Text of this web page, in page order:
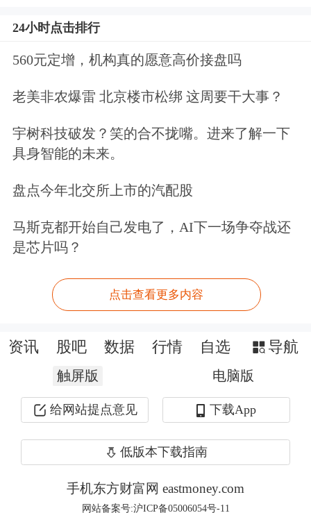
制，在对基金经理的考核方面，提出构
建以 5 年以上长周期业绩为核心的评价
评奖体系，三年以上产品业绩低于基准
超过 10pct 的基金经理绩效薪酬应明显
下降、显著超过的可以合理适度提高。
业绩，且为了不跑输基准，会更有动力
公募欠配银行，国股行尤为突出
25Q1主动权益基金深度欠配银行板
块，国股行尤其突出。目前市场上公募
主动权益基金通常选取沪深300、中证
800作为业绩比较基准，以二者为基准
的基金占比约48%、17%。从行业配置
上看，25Q1主动偏股型公募基金重仓
24小时点击排行
560元定增，机构真的愿意高价接盘吗
老美非农爆雷 北京楼市松绑 这周要干大事？
宇树科技破发？笑的合不拢嘴。进来了解一下
具身智能的未来。
盘点今年北交所上市的汽配股
马斯克都开始自己发电了，AI下一场争夺战还
是芯片吗？
点击查看更多内容
资讯 股吧 数据 行情 自选 导航
触屏版 电脑版
给网站提点意见 下载App
低版本下载指南
手机东方财富网 eastmoney.com
网站备案号:沪ICP备05006054号-11